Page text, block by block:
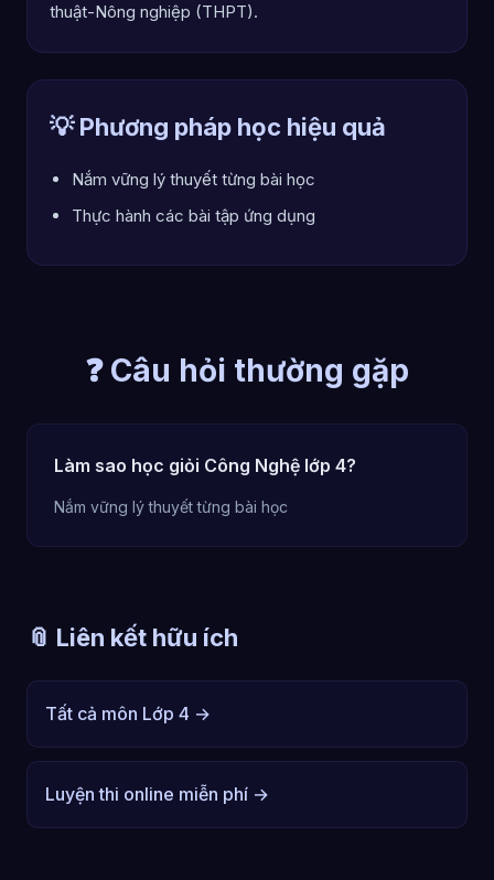
thuật-Nông nghiệp (THPT).
💡 Phương pháp học hiệu quả
Nắm vững lý thuyết từng bài học
Thực hành các bài tập ứng dụng
❓ Câu hỏi thường gặp
Làm sao học giỏi Công Nghệ lớp 4?
Nắm vững lý thuyết từng bài học
📎 Liên kết hữu ích
Tất cả môn Lớp 4 →
Luyện thi online miễn phí →